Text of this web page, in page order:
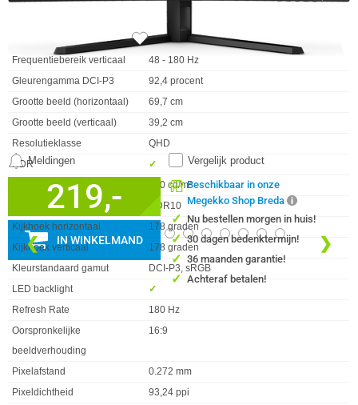
❮ ❯
122x
219,-
IN WINKELMAND
Beschikbaar in onze
Megekko Shop Breda
✓ Nu bestellen morgen in huis!
✓ 30 dagen bedenktermijn!
✓ 36 maanden garantie!
✓ Achteraf betalen!
Vergelijk product
Meldingen
Frequentiebereik horizontaal
30 - 270 kHz
Frequentiebereik verticaal
48 - 180 Hz
Gleurengamma DCI-P3
92,4 procent
Grootte beeld (horizontaal)
69,7 cm
Grootte beeld (verticaal)
39,2 cm
Resolutieklasse
QHD
HDR
✓︎
Helderheid
300 cd/m²
HDR Type
HDR10
Kijkhoek horizontaal
178 graden
Kijkhoek verticaal
178 graden
Kleurstandaard gamut
DCI-P3, sRGB
LED backlight
✓︎
Refresh Rate
180 Hz
Oorspronkelijke
beeldverhouding
16:9
Pixelafstand
0.272 mm
Pixeldichtheid
93,24 ppi